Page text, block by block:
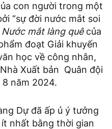
con người trong một
“sự đời nước mắt soi
Nước mắt làng quê của
đoạt Giải khuyến
học về công nhân,
Xuất bản Quân đội
năm 2024.
Dự đã ấp ủ ý tưởng
nhất bằng thời gian